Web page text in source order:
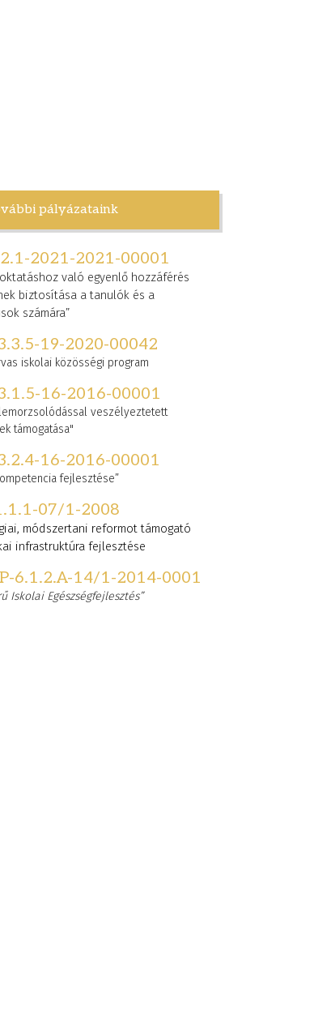
pályázataink
2021-2021-00001
való egyenlő hozzáférés
biztosítása a tanulók és a
számára”
19-2020-00042
iskolai közösségi program
16-2016-00001
veszélyeztetett
támogatása"
16-2016-00001
fejlesztése”
07/1-2008
módszertani reformot támogató
infrastruktúra fejlesztése
6.1.2.A-14/1-2014-0001
Iskolai Egészségfejlesztés”